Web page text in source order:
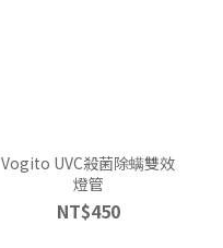
Vogito UVC殺菌除螨雙效
燈管
NT$450